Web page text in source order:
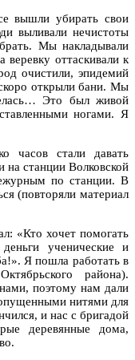
вышли убирать свои
выливали нечистоты
Мы накладывали
оттаскивали к
очистили, эпидемий
открыли бани. Мы
Это был живой
ногами. Я
часов стали давать
на станции Волковской
по станции. В
(повторяли материал
«Кто хочет помогать
ученические и
Я пошла работать в
района).
поэтому нам дали
нитями для
и нас с бригадой
деревянные дома,